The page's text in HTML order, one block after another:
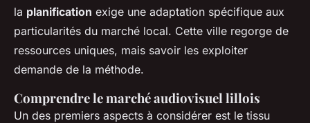
la planification exige une adaptation spécifique aux
particularités du marché local. Cette ville regorge de
ressources uniques, mais savoir les exploiter
demande de la méthode.
Comprendre le marché audiovisuel lillois
Un des premiers aspects à considérer est le tissu